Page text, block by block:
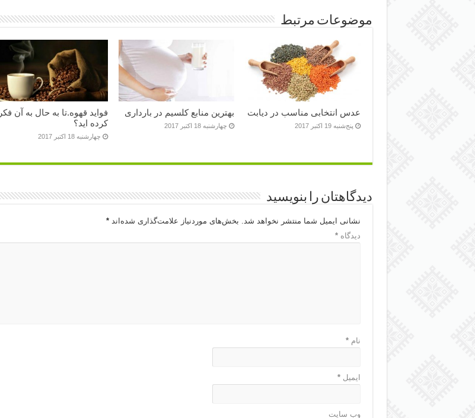
موضوعات مرتبط
عدس انتخابی مناسب در دیابت
پنج‌شنبه 19 اکتبر 2017
بهترین منابع کلسیم در بارداری
چهارشنبه 18 اکتبر 2017
فواید قهوه.تا به حال به آن فکر
کرده اید؟
چهارشنبه 18 اکتبر 2017
دیدگاهتان را بنویسید
نشانی ایمیل شما منتشر نخواهد شد. بخش‌های موردنیاز علامت‌گذاری شده‌اند*
دیدگاه*
نام*
ایمیل*
وب‌ سایت